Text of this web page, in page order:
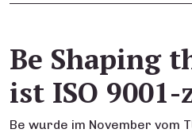
Be Shaping
ist ISO
Be wurde im November vom